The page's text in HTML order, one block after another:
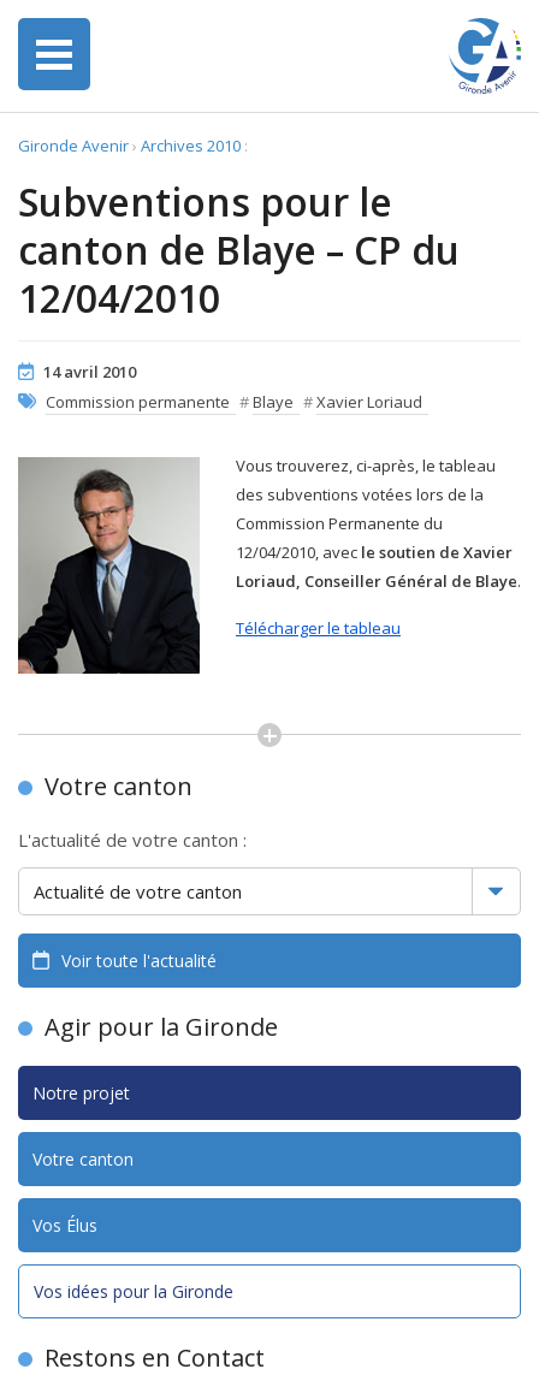
Gironde Avenir› Archives 2010 :
Subventions pour le
canton de Blaye – CP du
12/04/2010
14 avril 2010
Commission permanente #Blaye #Xavier Loriaud
Vous trouverez, ci-après, le tableau
des subventions votées lors de la
Commission Permanente du
12/04/2010, avec le soutien de Xavier
Loriaud, Conseiller Général de Blaye.
Télécharger le tableau
Votre canton
L'actualité de votre canton :
Voir toute l'actualité
Agir pour la Gironde
Notre projet
Votre canton
Vos Élus
Vos idées pour la Gironde
Restons en Contact